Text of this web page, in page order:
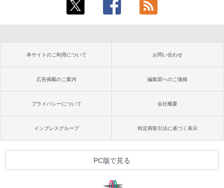
本サイトのご利用について お問い合わせ
広告掲載のご案内 編集部へのご連絡
プライバシーについて 会社概要
インプレスグループ 特定商取引法に基づく表示
PC版で見る